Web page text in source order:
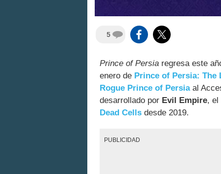
5
Prince of Persia regresa este
enero de Prince of Persia: The
Rogue Prince of Persiaal
desarrollado por Evil Empire, el
Dead Cells desde 2019.
PUBLICIDAD